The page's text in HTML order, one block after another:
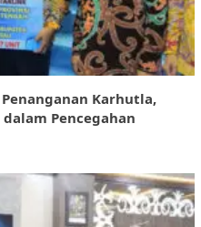
Karhutla,
Pencegahan